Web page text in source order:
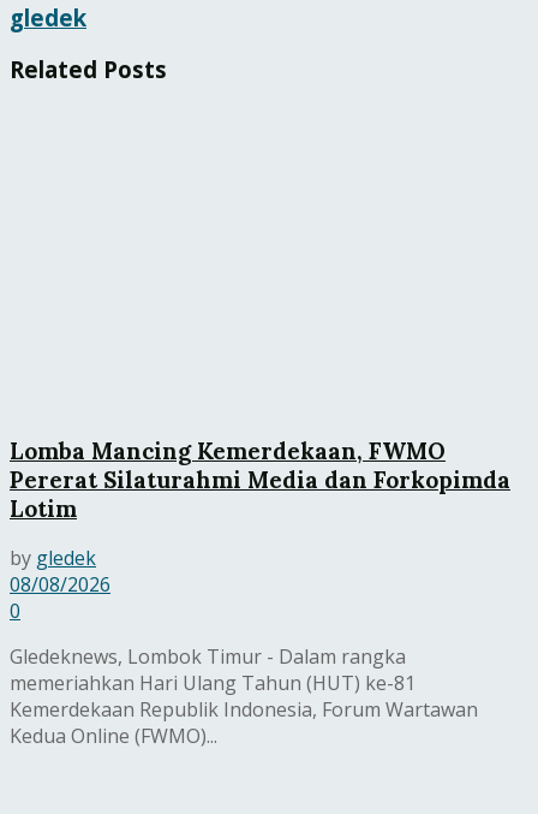
gledek
Related Posts
Lomba Mancing Kemerdekaan, FWMO
Pererat Silaturahmi Media dan Forkopimda
Lotim
by gledek
08/08/2026
0
Gledeknews, Lombok Timur - Dalam rangka
memeriahkan Hari Ulang Tahun (HUT) ke-81
Kemerdekaan Republik Indonesia, Forum Wartawan
Kedua Online (FWMO)...